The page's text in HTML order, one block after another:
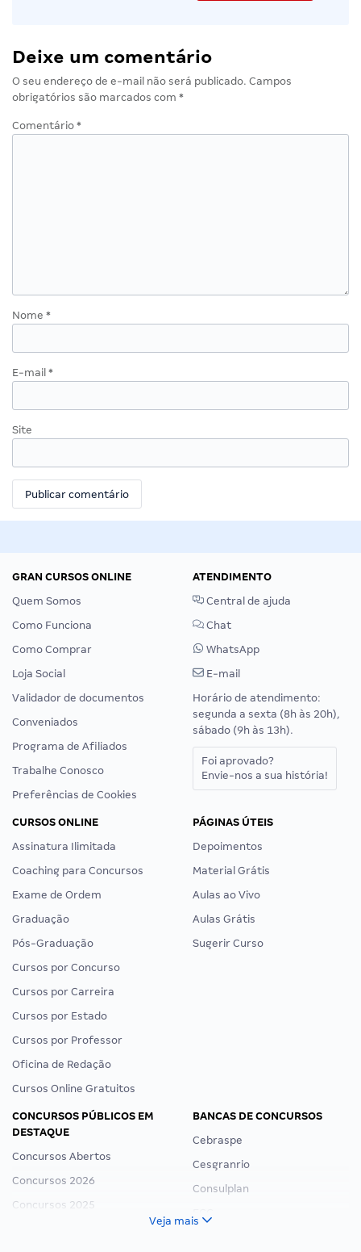
Deixe um comentário
O seu endereço de e-mail não será publicado. Campos
obrigatórios são marcados com *
Comentário *
Nome *
E-mail *
Site
GRAN CURSOS ONLINE
Quem Somos
Como Funciona
Como Comprar
Loja Social
Validador de documentos
Conveniados
Programa de Afiliados
Trabalhe Conosco
Preferências de Cookies
ATENDIMENTO
Central de ajuda
Chat
WhatsApp
E-mail
Horário de atendimento:
segunda a sexta (8h às 20h),
sábado (9h às 13h).
Foi aprovado?
Envie-nos a sua história!
CURSOS ONLINE
Assinatura Ilimitada
Coaching para Concursos
Exame de Ordem
Graduação
Pós-Graduação
Cursos por Concurso
Cursos por Carreira
Cursos por Estado
Cursos por Professor
Oficina de Redação
Cursos Online Gratuitos
PÁGINAS ÚTEIS
Depoimentos
Material Grátis
Aulas ao Vivo
Aulas Grátis
Sugerir Curso
CONCURSOS PÚBLICOS EM
DESTAQUE
Concursos Abertos
Concursos 2026
Concursos 2025
Concurso Nacional Unificado
BANCAS DE CONCURSOS
Cebraspe
Cesgranrio
Consulplan
Veja mais